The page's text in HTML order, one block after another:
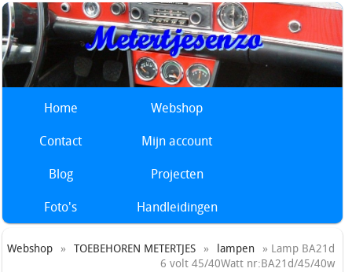
Home
Webshop
Contact
Mijn account
Blog
Projecten
Foto's
Handleidingen
Webshop » TOEBEHOREN METERTJES » lampen » Lamp BA21d
6 volt 45/40Watt nr:BA21d/45/40w